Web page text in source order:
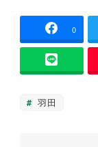
ま い
ィ
ン
ド
開
c
e
b
o
o
tt
er
0
羽田